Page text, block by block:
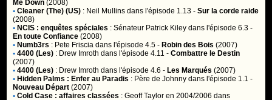
Me Down (2008)
• Cleaner (The) (US) : Neil Mullins dans l'épisode 1.13 -Sur la corde raide
(2008)
• NCIS : enquêtes spéciales :Sénateur Patrick Kiley dans l'épisode 6.3 -
En toute Confiance (2008)
• Numb3rs : Pete Friscia dans l'épisode 4.5 - Robin des Bois (2007)
• 4400 (Les) : Drew Imroth dans l'épisode 4.11 -Combattre le Destin
(2007)
• 4400 (Les) : Drew Imroth dans l'épisode 4.6 - Les Marqués (2007)
• Hidden Palms : Enfer au Paradis : Père de Johnny dans l'épisode 1.1 -
Nouveau Départ (2007)
• Cold Case : affaires classées :Geoff Taylor en 2004/2006 dans